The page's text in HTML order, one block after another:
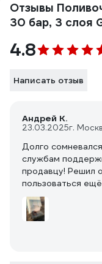
Отзывы
30 бар, 3 слоя
4.8
Написать отзыв
Андрей К.
23.03.2025г.
Долго
службам
продавцу! Решил
пользоваться
яркой окраски
цветный не